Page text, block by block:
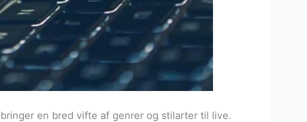
en bred vifte af genrer og stilarter til live.